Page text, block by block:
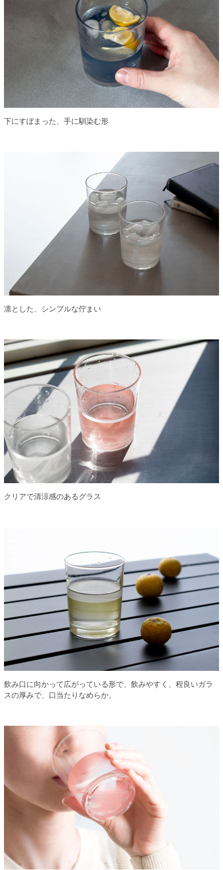
下にすぼまった、手に馴染む形
凛とした、シンプルな佇まい
クリアで清涼感のあるグラス
飲み口に向かって広がっている形で、飲みやすく、程良いガラ
スの厚みで、口当たりなめらか。